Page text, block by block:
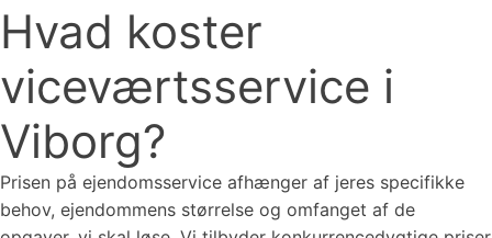
Hvad koster
viceværtsservice i
Viborg?
Prisen på ejendomsservice afhænger af jeres specifikke
behov, ejendommens størrelse og omfanget af de